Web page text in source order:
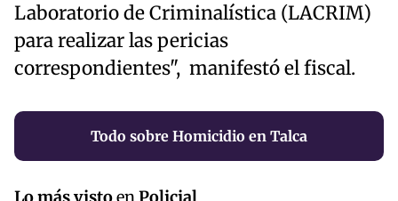
Laboratorio de Criminalística (LACRIM)
para realizar las pericias
correspondientes", manifestó el fiscal.
Todo sobre Homicidio en Talca